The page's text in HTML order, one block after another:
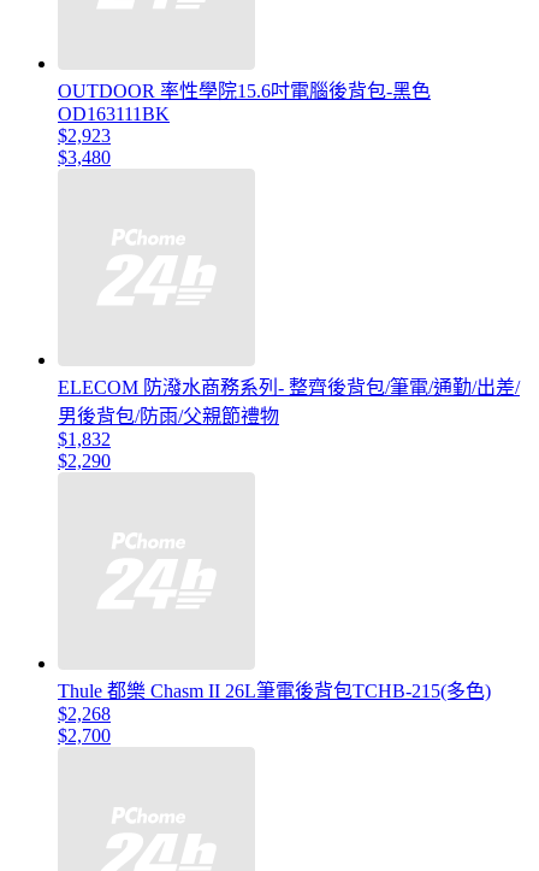
OUTDOOR 率性學院15.6吋電腦後背包-黑色
OD163111BK
$2,923
$3,480
ELECOM 防潑水商務系列- 整齊後背包/筆電/通勤/出差/
男後背包/防雨/父親節禮物
$1,832
$2,290
Thule 都樂 Chasm II 26L筆電後背包TCHB-215(多色)
$2,268
$2,700